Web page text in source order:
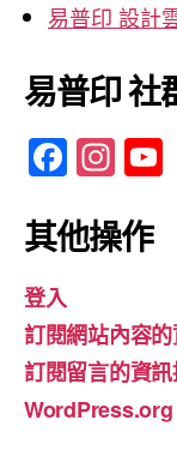
易普印 設計
易普印 社
F
c
b
o
o
k
In
a
a
m
其他操作
登入
訂閱網站內容
訂閱留言的資